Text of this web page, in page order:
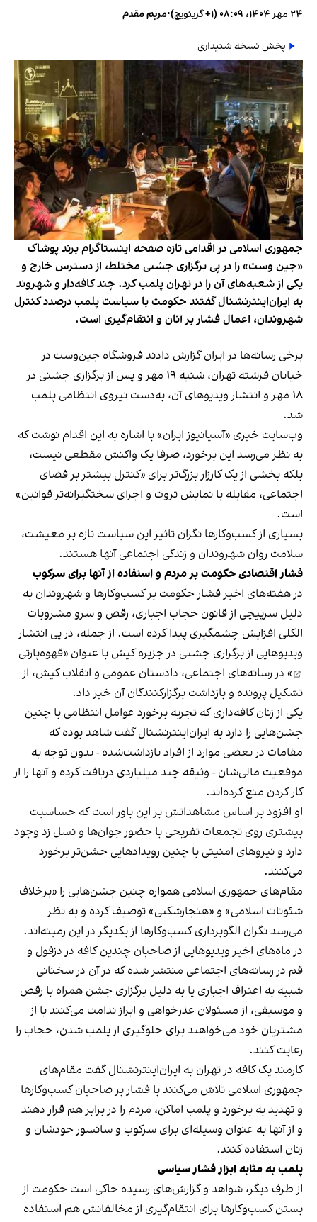
۲۴ مهر ۱۴۰۴، ۰۸:۰۹ (‎+۱ گرینویچ) •مریم مقدم
پخش نسخه شنیداری
جمهوری اسلامی در اقدامی تازه صفحه اینستاگرام برند پوشاک
«جین وست» را در پی برگزاری جشنی مختلط، از دسترس خارج و
یکی از شعبه‌های آن را در تهران پلمب کرد. چند کافه‌‌دار و شهروند
به ایران‌اینترنشنال گفتند حکومت با سیاست پلمب درصدد کنترل
شهروندان، اعمال فشار بر آنان و انتقام‌گیری است.
برخی رسانه‌ها در ایران گزارش دادند فروشگاه جین‌وست در
خیابان فرشته تهران، شنبه ۱۹ مهر و پس از برگزاری جشنی در
۱۸ مهر و انتشار ویدیوهای آن، به‌دست نیروی انتظامی پلمب
شد.
وب‌سایت خبری «آسیانیوز ایران» با اشاره به این اقدام نوشت که
به نظر می‌رسد این برخورد، صرفا یک واکنش مقطعی نیست،
بلکه بخشی از یک کارزار بزرگ‌تر برای «کنترل بیشتر بر فضای
اجتماعی، مقابله با نمایش ثروت و اجرای سختگیرانه‌تر قوانین»
است.
بسیاری از کسب‌وکارها نگران تاثیر این سیاست‌ تازه بر معیشت،
سلامت روان شهروندان و زندگی اجتماعی آنها هستند.
فشار اقتصادی حکومت بر مردم و استفاده از آنها برای سرکوب
در هفته‌های اخیر فشار حکومت بر کسب‌وکارها و شهروندان به
دلیل سرپیچی از قانون حجاب اجباری، رقص و سرو مشروبات
الکلی افزایش چشمگیری پیدا کرده است. از جمله، در پی انتشار
ویدیوهایی از برگزاری جشنی در جزیره کیش با عنوان «قهوه‌پارتی
» در رسانه‌های اجتماعی، دادستان عمومی و انقلاب کیش، از
تشکیل پرونده و بازداشت برگزارکنندگان آن خبر داد.
یکی از زنان کافه‌داری که تجربه برخورد عوامل انتظامی با چنین
جشن‌هایی را دارد به ایران‌اینترنشنال گفت شاهد بوده که
مقامات در بعضی موارد از افراد بازداشت‌‌شده - بدون توجه به
موقعیت مالی‌شان - وثیقه چند میلیاردی دریافت کرده و آنها را از
کار کردن منع کرده‌اند.
او افزود بر اساس مشاهداتش بر این باور است که حساسیت
بیشتری روی تجمعات تفریحی با حضور جوان‌ها و نسل زد وجود
دارد و نیروهای امنیتی با چنین رویدادهایی خشن‌تر برخورد
می‌کنند.
مقام‌های جمهوری اسلامی همواره چنین جشن‌هایی را «برخلاف
شئونات اسلامی» و «هنجارشکنی» توصیف کرده و به نظر
می‌رسد نگران الگوبرداری کسب‌وکارها از یکدیگر در این زمینه‌اند.
در ماه‌های اخیر ویدیوهایی از صاحبان چندین کافه در دزفول و
قم در رسانه‌های اجتماعی منتشر شده که در آن در سخنانی
شبیه به اعتراف اجباری یا به دلیل برگزاری جشن همراه با رقص
و موسیقی، از مسئولان عذرخواهی و ابراز ندامت می‌کنند یا از
مشتریان خود می‌خواهند برای جلوگیری از پلمب شدن، حجاب را
رعایت کنند.
کارمند یک کافه در تهران به ایران‌اینترنشنال گفت مقام‌های
جمهوری اسلامی تلاش می‌کنند با فشار بر صاحبان کسب‌وکارها
و تهدید به برخورد و پلمب اماکن، مردم را در برابر هم قرار دهند
و از آنها به عنوان وسیله‌ای برای سرکوب و سانسور خودشان و
زنان استفاده کنند.
پلمب به مثابه ابزار فشار سیاسی
از طرف دیگر، شواهد و گزارش‌های رسیده حاکی است حکومت از
بستن کسب‌وکارها برای انتقام‌گیری از مخالفانش هم استفاده